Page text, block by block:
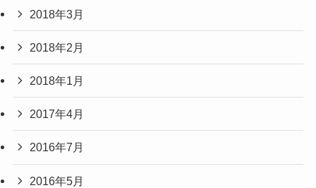
2018年3月
2018年2月
2018年1月
2017年4月
2016年7月
2016年5月